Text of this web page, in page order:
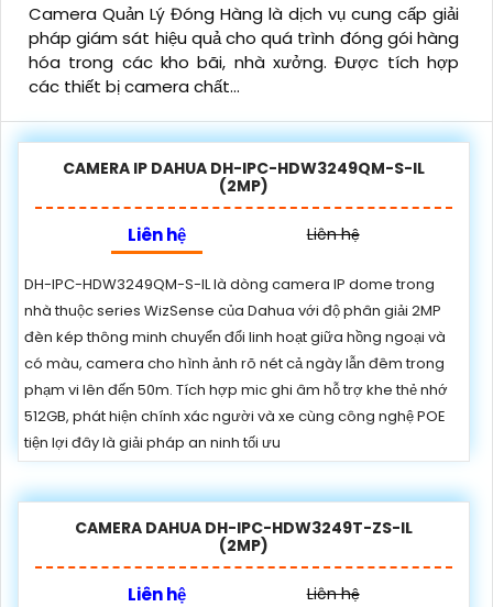
Camera Quản Lý Đóng Hàng là dịch vụ cung cấp giải
pháp giám sát hiệu quả cho quá trình đóng gói hàng
hóa trong các kho bãi, nhà xưởng. Được tích hợp
các thiết bị camera chất...
CAMERA IP DAHUA DH-IPC-HDW3249QM-S-IL
(2MP)
Liên hệ Liên hệ
DH-IPC-HDW3249QM-S-IL là dòng camera IP dome trong
nhà thuộc series WizSense của Dahua với độ phân giải 2MP
đèn kép thông minh chuyển đổi linh hoạt giữa hồng ngoại và
có màu, camera cho hình ảnh rõ nét cả ngày lẫn đêm trong
phạm vi lên đến 50m. Tích hợp mic ghi âm hỗ trợ khe thẻ nhớ
512GB, phát hiện chính xác người và xe cùng công nghệ POE
tiện lợi đây là giải pháp an ninh tối ưu
CAMERA DAHUA DH-IPC-HDW3249T-ZS-IL
(2MP)
Liên hệ Liên hệ